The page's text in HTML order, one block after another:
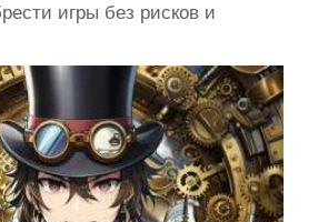
игры без рисков и